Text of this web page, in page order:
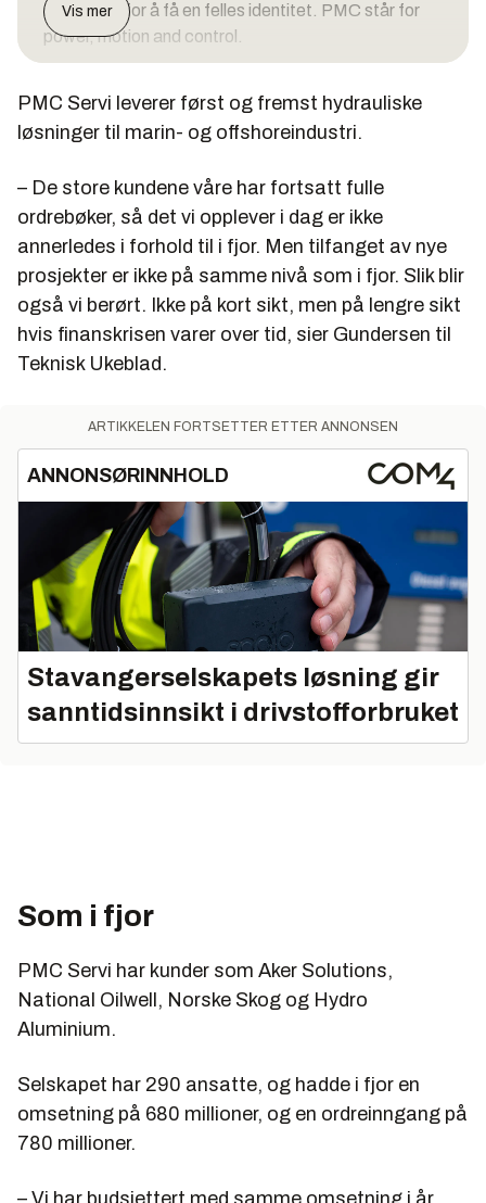
også navn for å få en felles identitet. PMC står for
power, motion and control.
Vis mer
PMC Servi leverer først og fremst hydrauliske
løsninger til marin- og offshoreindustri.
– De store kundene våre har fortsatt fulle
ordrebøker, så det vi opplever i dag er ikke
annerledes i forhold til i fjor. Men tilfanget av nye
prosjekter er ikke på samme nivå som i fjor. Slik blir
også vi berørt. Ikke på kort sikt, men på lengre sikt
hvis finanskrisen varer over tid, sier Gundersen til
Teknisk Ukeblad.
ARTIKKELEN FORTSETTER ETTER ANNONSEN
ANNONSØRINNHOLD
Stavangerselskapets løsning gir
sanntidsinnsikt i drivstofforbruket
Som i fjor
PMC Servi har kunder som Aker Solutions,
National Oilwell, Norske Skog og Hydro
Aluminium.
Selskapet har 290 ansatte, og hadde i fjor en
omsetning på 680 millioner, og en ordreinngang på
780 millioner.